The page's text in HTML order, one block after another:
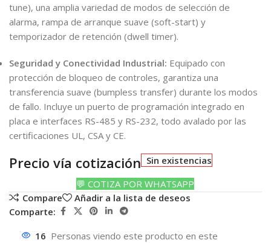
tune), una amplia variedad de modos de selección de
alarma, rampa de arranque suave (soft-start) y
temporizador de retención (dwell timer).
Seguridad y Conectividad Industrial: Equipado con
protección de bloqueo de controles, garantiza una
transferencia suave (bumpless transfer) durante los modos
de fallo. Incluye un puerto de programación integrado en
placa e interfaces RS-485 y RS-232, todo avalado por las
certificaciones UL, CSA y CE.
Precio vía cotización Sin existencias
💬 COTIZA POR WHATSAPP
Compare
Añadir a la lista de deseos
Comparte:
16 Personas viendo este producto en este